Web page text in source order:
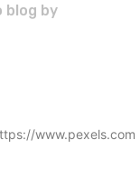
blog by
www.pexels.com